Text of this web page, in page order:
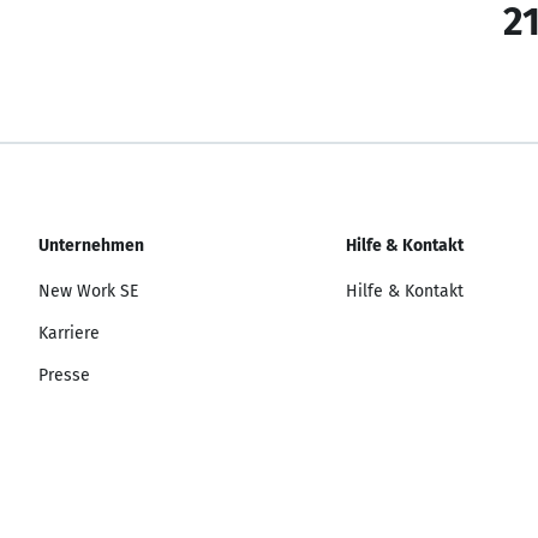
Unternehmen
New Work SE
Karriere
Presse
Hilfe & Kontakt
Hilfe & Kontakt